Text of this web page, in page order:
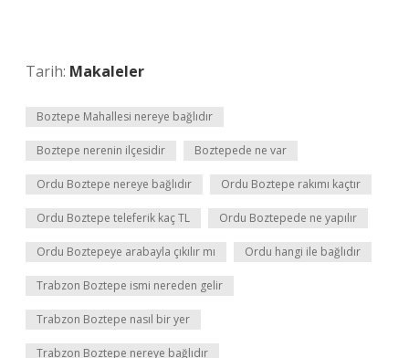
Tarih: Makaleler
Boztepe Mahallesi nereye bağlıdır
Boztepe nerenin ilçesidir Boztepede ne var
Ordu Boztepe nereye bağlıdır Ordu Boztepe rakımı kaçtır
Ordu Boztepe teleferik kaç TL Ordu Boztepede ne yapılır
Ordu Boztepeye arabayla çıkılır mı Ordu hangi ile bağlıdır
Trabzon Boztepe ismi nereden gelir
Trabzon Boztepe nasıl bir yer
Trabzon Boztepe nereye bağlıdır